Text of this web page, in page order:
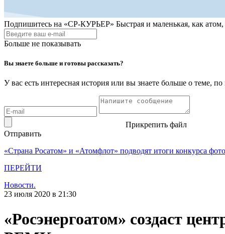
Подпишитесь на «СР-КУРЬЕР» Быстрая и маленькая, как
Больше не показывать
Вы знаете больше и готовы рассказать?
У вас есть интересная история или вы знаете больше о
Прикрепить файл
Отправить
«Страна Росатом» и «Атомфлот» подводят итоги конкурса
ПЕРЕЙТИ
Новости.
23 июля 2020 в 21:30
«Росэнергоатом» создаст